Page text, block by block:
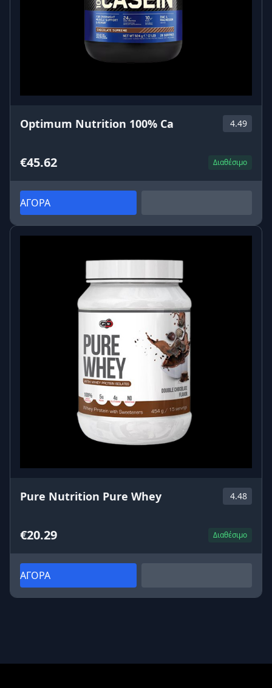
Optimum Nutrition 100% Ca 4.49
€45.62 Διαθέσιμο
ΑΓΟΡΑ
Pure Nutrition Pure Whey 4.48
€20.29 Διαθέσιμο
ΑΓΟΡΑ